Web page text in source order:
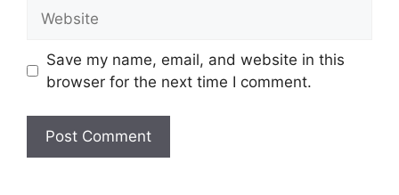
Save my name, email, and website in this
browser for the next time I comment.